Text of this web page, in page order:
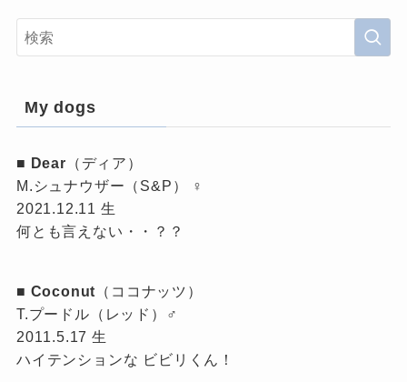
My dogs
■ Dear （ディア）
M.シュナウザー（S&P） ♀
2021.12.11 生
何とも言えない・・？？
■ Coconut （ココナッツ）
T.プードル（レッド）♂
2011.5.17 生
ハイテンションな ビビリくん！